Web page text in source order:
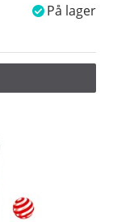
På lager